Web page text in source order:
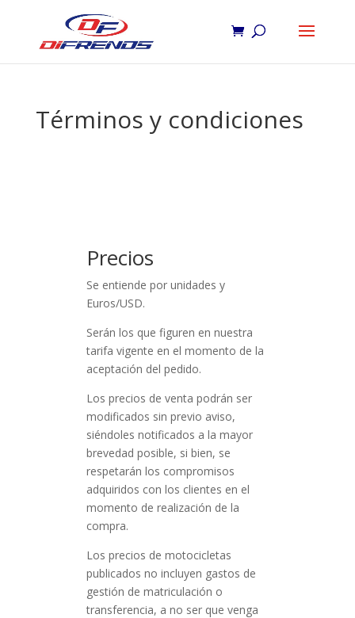
Términos y condiciones
Precios
Se entiende por unidades y
Euros/USD.
Serán los que figuren en nuestra
tarifa vigente en el momento de la
aceptación del pedido.
Los precios de venta podrán ser
modificados sin previo aviso,
siéndoles notificados a la mayor
brevedad posible, si bien, se
respetarán los compromisos
adquiridos con los clientes en el
momento de realización de la
compra.
Los precios de motocicletas
publicados no incluyen gastos de
gestión de matriculación o
transferencia, a no ser que venga